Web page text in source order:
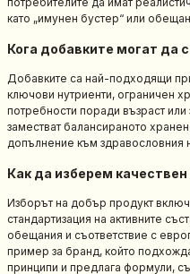
като „имунен бустер“ или
Кога добавките могат да
Добавките са най-подходящи
ключови нутриенти, ограничен
потребности поради възраст
заместват балансираното
допълнение към здравословния
Как да изберем
Изборът на добър продукт
стандартизация на активните
обещания и съответствие с
пример за бранд, който
принципи и предлага формули,